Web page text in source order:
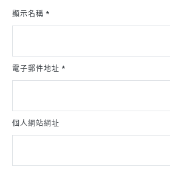
顯示名稱 *
電子郵件地址 *
個人網站網址